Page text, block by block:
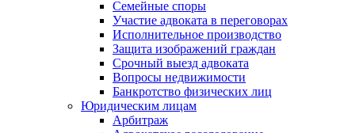
Семейные споры
Участие адвоката в переговорах
Исполнительное производство
Защита изображений граждан
Срочный выезд адвоката
Вопросы недвижимости
Банкротство физических лиц
Юридическим лицам
Арбитраж